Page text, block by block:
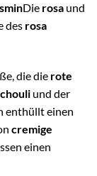
Die rosa und
des rosa
die die rote
und der
enthüllt einen
cremige
einen